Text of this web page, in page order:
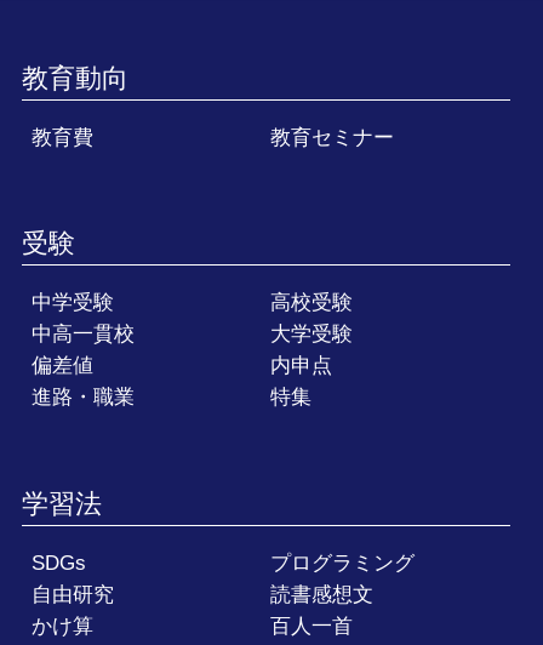
教育動向
教育費 教育セミナー
受験
中学受験
高校受験
中高一貫校
大学受験
偏差値
内申点
進路・職業
特集
学習法
SDGs
プログラミング
自由研究
読書感想文
かけ算
百人一首